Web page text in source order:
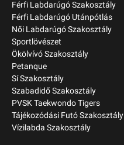
Férfi Labdarúgó Szakosztály
Férfi Labdarúgó Utánpótlás
Női Labdarúgó Szakosztály
Sportlövészet
Ökölvívó Szakosztály
Petanque
Sí Szakosztály
Szabadidő Szakosztály
PVSK Taekwondo Tigers
Tájékozódási Futó Szakosztály
Vízilabda Szakosztály